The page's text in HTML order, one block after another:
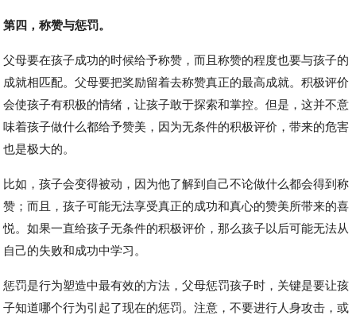
第四，称赞与惩罚。
父母要在孩子成功的时候给予称赞，而且称赞的程度也要与孩子的
成就相匹配。父母要把奖励留着去称赞真正的最高成就。积极评价
会使孩子有积极的情绪，让孩子敢于探索和掌控。但是，这并不意
味着孩子做什么都给予赞美，因为无条件的积极评价，带来的危害
也是极大的。
比如，孩子会变得被动，因为他了解到自己不论做什么都会得到称
赞；而且，孩子可能无法享受真正的成功和真心的赞美所带来的喜
悦。如果一直给孩子无条件的积极评价，那么孩子以后可能无法从
自己的失败和成功中学习。
惩罚是行为塑造中最有效的方法，父母惩罚孩子时，关键是要让孩
子知道哪个行为引起了现在的惩罚。注意，不要进行人身攻击，或